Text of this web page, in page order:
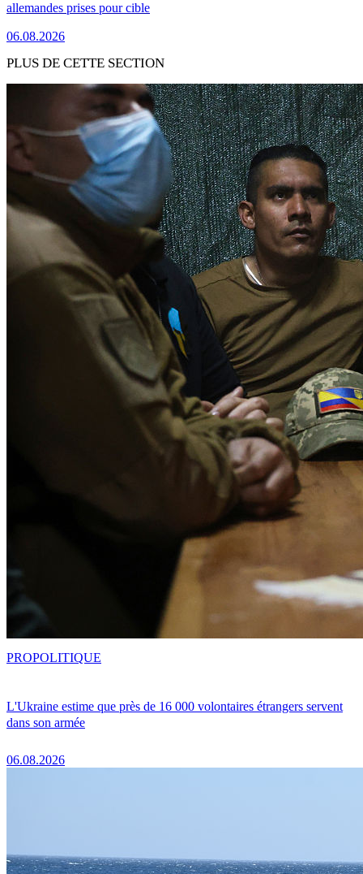
allemandes prises pour cible
06.08.2026
PLUS DE CETTE SECTION
L'Ukraine estime que près de 16 000 volontaires étrangers servent
dans son armée
06.08.2026
PROPOLITIQUE